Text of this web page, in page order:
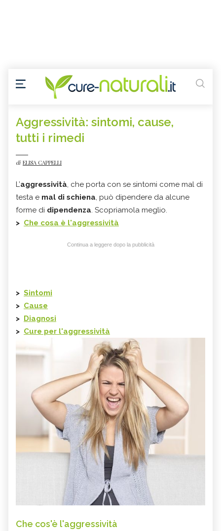
Aggressività: sintomi, cause,
tutti i rimedi
di ELISA CAPPELLI
L’aggressività, che porta con se sintomi come mal di
testa e mal di schiena, può dipendere da alcune
forme di dipendenza. Scopriamola meglio.
> Che cosa è l'aggressività
Continua a leggere dopo la pubblicità
> Sintomi
> Cause
> Diagnosi
> Cure per l'aggressività
Che cos'è l'aggressività